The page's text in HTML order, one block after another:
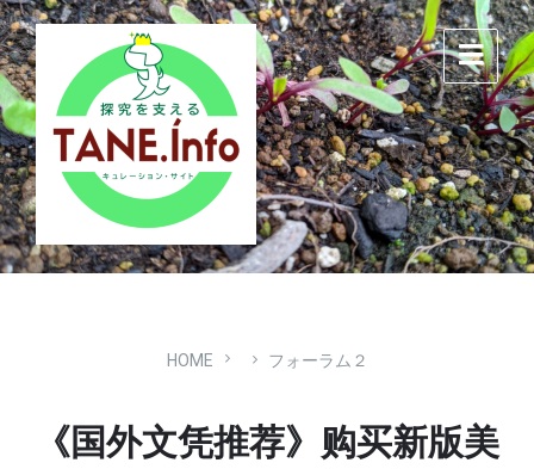
Skip
to
content
Skip
to
main
navigation
Skip
to
footer
HOME フォーラム２
《国外文凭推荐》购买新版美